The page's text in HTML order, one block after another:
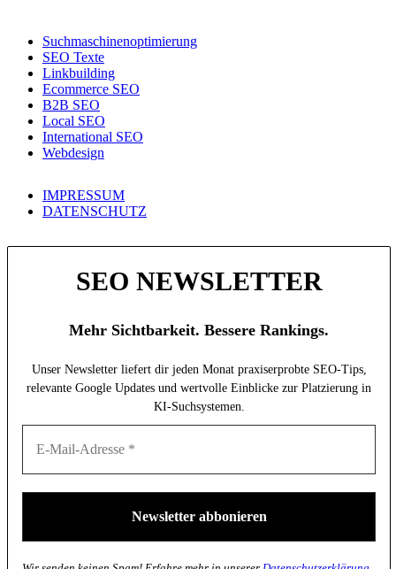
Suchmaschinenoptimierung
SEO Texte
Linkbuilding
Ecommerce SEO
B2B SEO
Local SEO
International SEO
Webdesign
IMPRESSUM
DATENSCHUTZ
SEO NEWSLETTER
Mehr Sichtbarkeit. Bessere Rankings.
Unser Newsletter liefert dir jeden Monat praxiserprobte SEO-Tips,
relevante Google Updates und wertvolle Einblicke zur Platzierung in
KI-Suchsystemen.